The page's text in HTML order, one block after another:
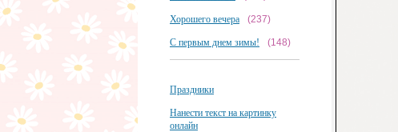
Хорошего вечера (237)
С первым днем зимы! (148)
Праздники
Нанести текст на картинку
онлайн